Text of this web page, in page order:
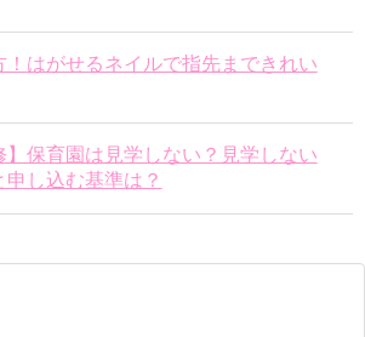
！はがせるネイルで指先まできれい
】保育園は見学しない？見学しない
申し込む基準は？